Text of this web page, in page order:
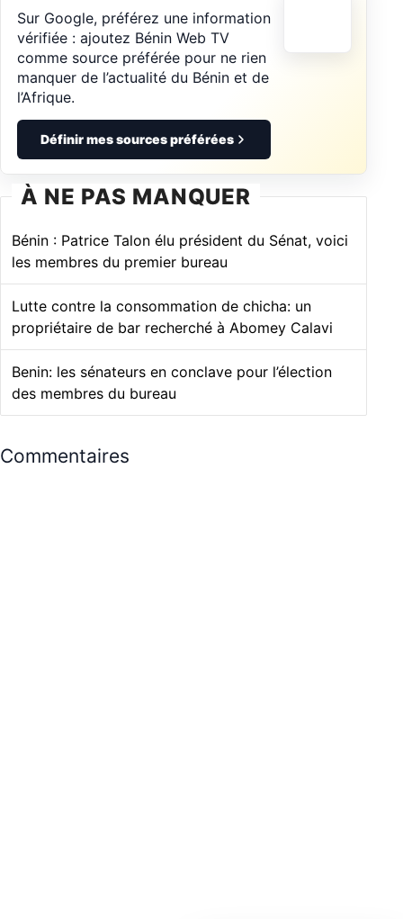
Sur Google, préférez une information
vérifiée : ajoutez Bénin Web TV
comme source préférée pour ne rien
manquer de l’actualité du Bénin et de
l’Afrique.
Définir mes sources préférées
À NE PAS MANQUER
Bénin : Patrice Talon élu président du Sénat, voici
les membres du premier bureau
Lutte contre la consommation de chicha: un
propriétaire de bar recherché à Abomey Calavi
Benin: les sénateurs en conclave pour l’élection
des membres du bureau
Commentaires